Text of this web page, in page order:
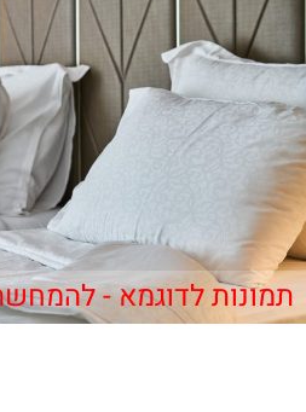
תמונות לדוגמא -